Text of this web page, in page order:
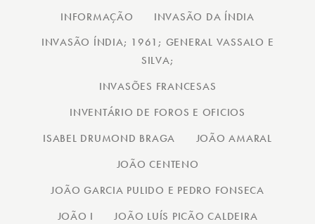
INFORMAÇÃO
INVASÃO DA ÍNDIA
INVASÃO ÍNDIA; 1961; GENERAL VASSALO E
SILVA;
INVASÕES FRANCESAS
INVENTÁRIO DE FOROS E OFICIOS
ISABEL DRUMOND BRAGA
JOÃO AMARAL
JOÃO CENTENO
JOÃO GARCIA PULIDO E PEDRO FONSECA
JOÃO I
JOÃO LUÍS PICÃO CALDEIRA